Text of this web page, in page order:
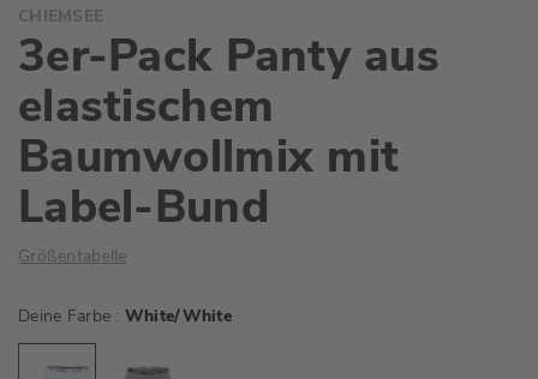
Anfang
der
Bildgalerie
springen
CHIEMSEE
3er-Pack Panty aus
elastischem
Baumwollmix mit
Label-Bund
Größentabelle
Deine Farbe White/White